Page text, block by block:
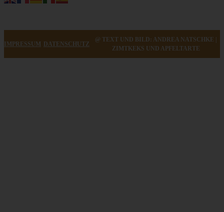
IMPRESSUM DATENSCHUTZ
@ TEXT UND BILD: ANDREA NATSCHKE |
ZIMTKEKS UND APFELTARTE